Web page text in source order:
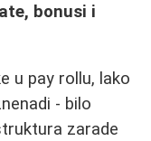
bonusi i
u pay rollu, lako
- bilo
zarade